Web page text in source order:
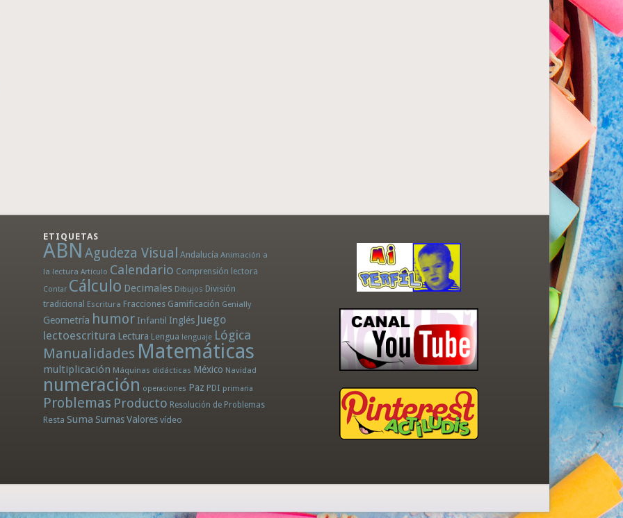
ETIQUETAS
ABN Agudeza Visual Andalucía Animación a
la lectura Artículo Calendario Comprensión lectora
Contar Cálculo Decimales Dibujos División
tradicional Escritura Fracciones Gamificación Genially
Geometría humor Infantil Inglés Juego
lectoescritura Lectura Lengua lenguaje Lógica
Manualidades Matemáticas
multiplicación Máquinas didácticas México Navidad
numeración operaciones Paz PDI primaria
Problemas Producto Resolución de Problemas
Resta Suma SumasValores vídeo